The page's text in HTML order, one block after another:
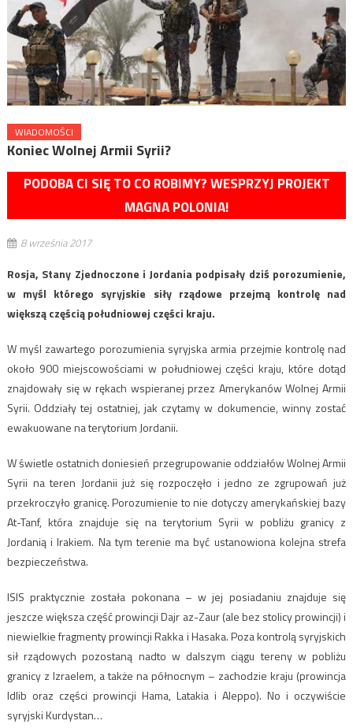
WIADOMOŚCI
Koniec Wolnej Armii Syrii?
PODOBA CI SIĘ TO CO ROBIMY? WESPRZYJ PROJEKT
MAGNA POLONIA!
8 września 2017
Rosja, Stany Zjednoczone i Jordania podpisały dziś porozumienie,
w myśl którego syryjskie siły rządowe przejmą kontrolę nad
większą częścią południowej części kraju.
W myśl zawartego porozumienia syryjska armia przejmie kontrolę nad
około 900 miejscowościami w południowej części kraju, które dotąd
znajdowały się w rękach wspieranej przez Amerykanów Wolnej Armii
Syrii. Oddziały tej ostatniej, jak czytamy w dokumencie, winny zostać
ewakuowane na terytorium Jordanii.
W świetle ostatnich doniesień przegrupowanie oddziałów Wolnej Armii
Syrii na teren Jordanii już się rozpoczęło i jedno ze zgrupowań już
przekroczyło granicę. Porozumienie to nie dotyczy amerykańskiej bazy
At-Tanf, która znajduje się na terytorium Syrii w pobliżu granicy z
Jordanią i Irakiem. Na tym terenie ma być ustanowiona kolejna strefa
bezpieczeństwa.
ISIS praktycznie została pokonana – w jej posiadaniu znajduje się
jeszcze większa część prowincji Dajr az-Zaur (ale bez stolicy prowincji) i
niewielkie fragmenty prowincji Rakka i Hasaka. Poza kontrolą syryjskich
sił rządowych pozostaną nadto w dalszym ciągu tereny w pobliżu
granicy z Izraelem, a także na północnym – zachodzie kraju (prowincja
Idlib oraz części prowincji Hama, Latakia i Aleppo). No i oczywiście
syryjski Kurdystan…